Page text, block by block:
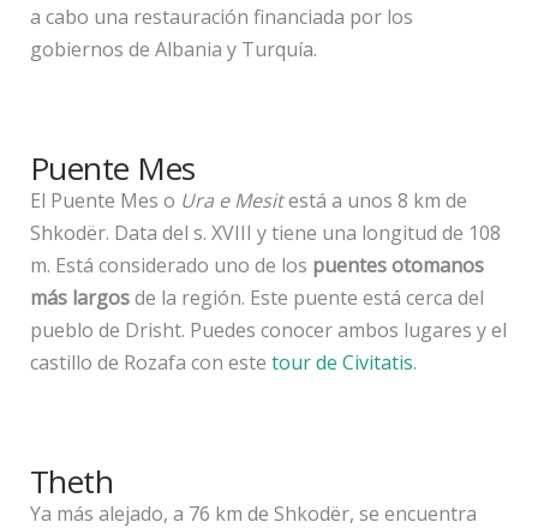
a cabo una restauración financiada por los
gobiernos de Albania y Turquía.
Puente Mes
El Puente Mes o Ura e Mesitestá a unos 8 km de
Shkodër. Data del s. XVIII y tiene una longitud de 108
m. Está considerado uno de los puentes otomanos
más largosde la región. Este puente está cerca del
pueblo de Drisht. Puedes conocer ambos lugares y el
castillo de Rozafa con este tour de Civitatis.
Theth
Ya más alejado, a 76 km de Shkodër, se encuentra